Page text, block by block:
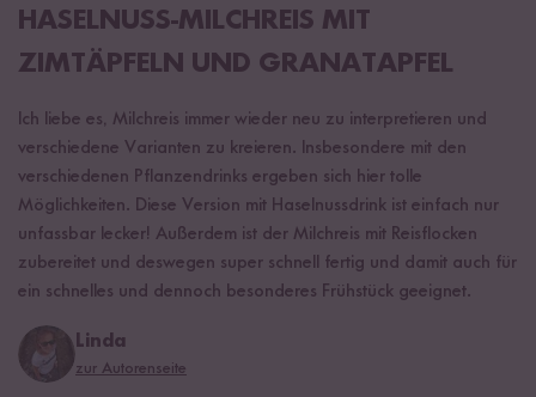
HASELNUSS-MILCHREIS MIT
ZIMTÄPFELN UND GRANATAPFEL
Ich liebe es, Milchreis immer wieder neu zu interpretieren und
verschiedene Varianten zu kreieren. Insbesondere mit den
verschiedenen Pflanzendrinks ergeben sich hier tolle
Möglichkeiten. Diese Version mit Haselnussdrink ist einfach nur
unfassbar lecker! Außerdem ist der Milchreis mit Reisflocken
zubereitet und deswegen super schnell fertig und damit auch für
ein schnelles und dennoch besonderes Frühstück geeignet.
Linda
zur Autorenseite